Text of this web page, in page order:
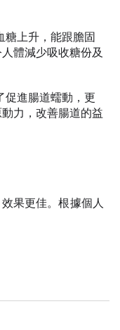
糖上升，能跟膽固
體減少吸收糖份及
促進腸道蠕動，更
力，改善腸道的益
果更佳。根據個人